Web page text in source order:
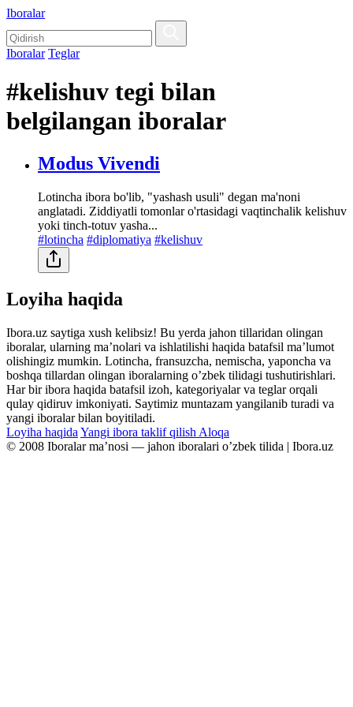
Iboralar
Iboralar Teglar
#kelishuv tegi bilan
belgilangan iboralar
Modus Vivendi
Lotincha ibora bo'lib, "yashash usuli" degan ma'noni
anglatadi. Ziddiyatli tomonlar o'rtasidagi vaqtinchalik kelishuv
yoki tinch-totuv yasha...
#lotincha #diplomatiya #kelishuv
Loyiha haqida
Ibora.uz saytiga xush kelibsiz! Bu yerda jahon tillaridan olingan
iboralar, ularning maʼnolari va ishlatilishi haqida batafsil maʼlumot
olishingiz mumkin. Lotincha, fransuzcha, nemischa, yaponcha va
boshqa tillardan olingan iboralarning oʼzbek tilidagi tushutirishlari.
Har bir ibora haqida batafsil izoh, kategoriyalar va teglar orqali
qulay qidiruv imkoniyati. Saytimiz muntazam yangilanib turadi va
yangi iboralar bilan boyitiladi.
Loyiha haqida Yangi ibora taklif qilish Aloqa
© 2008 Iboralar maʼnosi — jahon iboralari oʼzbek tilida | Ibora.uz